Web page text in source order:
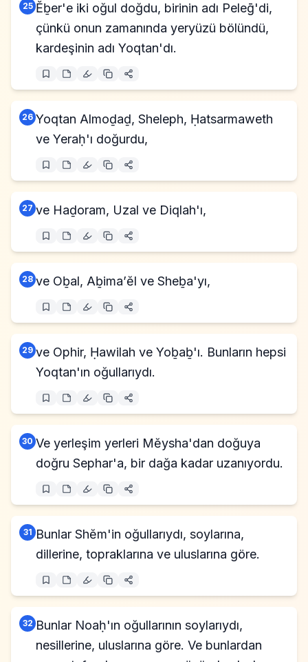
25 Ĕḇer'e iki oğul doğdu, birinin adı Peleḡ'di,
çünkü onun zamanında yeryüzü bölündü,
kardeşinin adı Yoqtan'dı.
26 Yoqtan Almoḏaḏ, Sheleph, Ḥatsarmaweth
ve Yeraḥ'ı doğurdu,
27 ve Haḏoram, Uzal ve Diqlah'ı,
28 ve Oḇal, Aḇima’ĕl ve Sheḇa'yı,
29 ve Ophir, Ḥawilah ve Yoḇaḇ'ı. Bunların hepsi
Yoqtan'ın oğullarıydı.
30 Ve yerleşim yerleri Mĕysha'dan doğuya
doğru Sephar'a, bir dağa kadar uzanıyordu.
31 Bunlar Shĕm'in oğullarıydı, soylarına,
dillerine, topraklarına ve uluslarına göre.
32 Bunlar Noaḥ'ın oğullarının soylarıydı,
nesillerine, uluslarına göre. Ve bunlardan